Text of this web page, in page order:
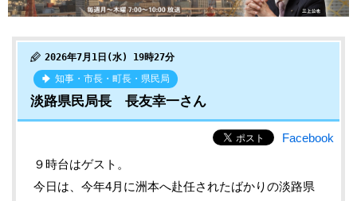
2026年7月1日(水) 19時27分
知事・市長・町長・県民局
淡路県民局長 長友幸一さん
Facebook
９時台はゲスト。
今日は、今年4月に洲本へ赴任されたばかりの淡路県